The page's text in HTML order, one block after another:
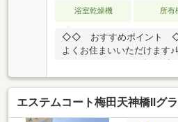
浴室乾燥機 所有
◇◇ おすすめポイント
よくお住まいいただけます
クローゼットあり♪納戸は
ます♪◇◇ リフォーム内
ロス張替・LDK、洋室、納
替・洗面室、トイレCFシー
新調（食洗機・浄水器付）
エステムコート梅田天神橋Ⅱグ